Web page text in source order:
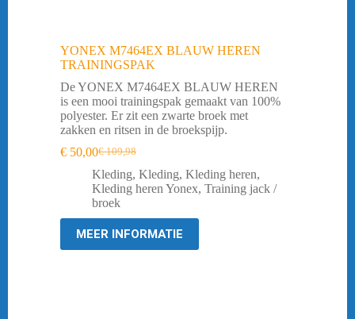
YONEX M7464EX BLAUW HEREN
TRAININGSPAK
De YONEX M7464EX BLAUW HEREN
is een mooi trainingspak gemaakt van 100%
polyester. Er zit een zwarte broek met
zakken en ritsen in de broekspijp.
€109,98
Oorspronkelijke
prijs
was:
€ 109,98.
€ 50,00Huidige
prijs
is:
€ 50,00.
Kleding, Kleding, Kleding heren,
Kleding heren Yonex, Training jack /
broek
MEER INFORMATIE